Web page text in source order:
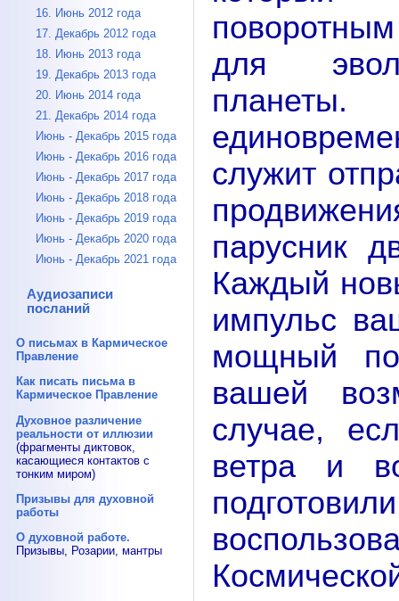
16. Июнь 2012 года
17. Декабрь 2012 года
18. Июнь 2013 года
19. Декабрь 2013 года
20. Июнь 2014 года
21. Декабрь 2014 года
Июнь - Декабрь 2015 года
Июнь - Декабрь 2016 года
Июнь - Декабрь 2017 года
Июнь - Декабрь 2018 года
Июнь - Декабрь 2019 года
Июнь - Декабрь 2020 года
Июнь - Декабрь 2021 года
Аудиозаписи
посланий
О письмах в Кармическое
Правление
Как писать письма в
Кармическое Правление
Духовное различение
реальности от иллюзии
(фрагменты диктовок,
касающиеся контактов с
тонким миром)
Призывы для духовной
работы
О духовной работе.
Призывы, Розарии, мантры
для
служит
парусник
Каждый
импульс
мощный
вашей
случае,
ветра и